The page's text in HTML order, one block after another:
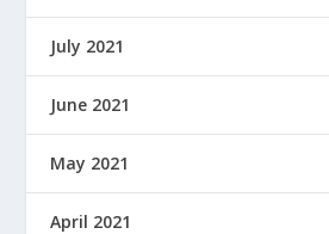
July 2021
June 2021
May 2021
April 2021